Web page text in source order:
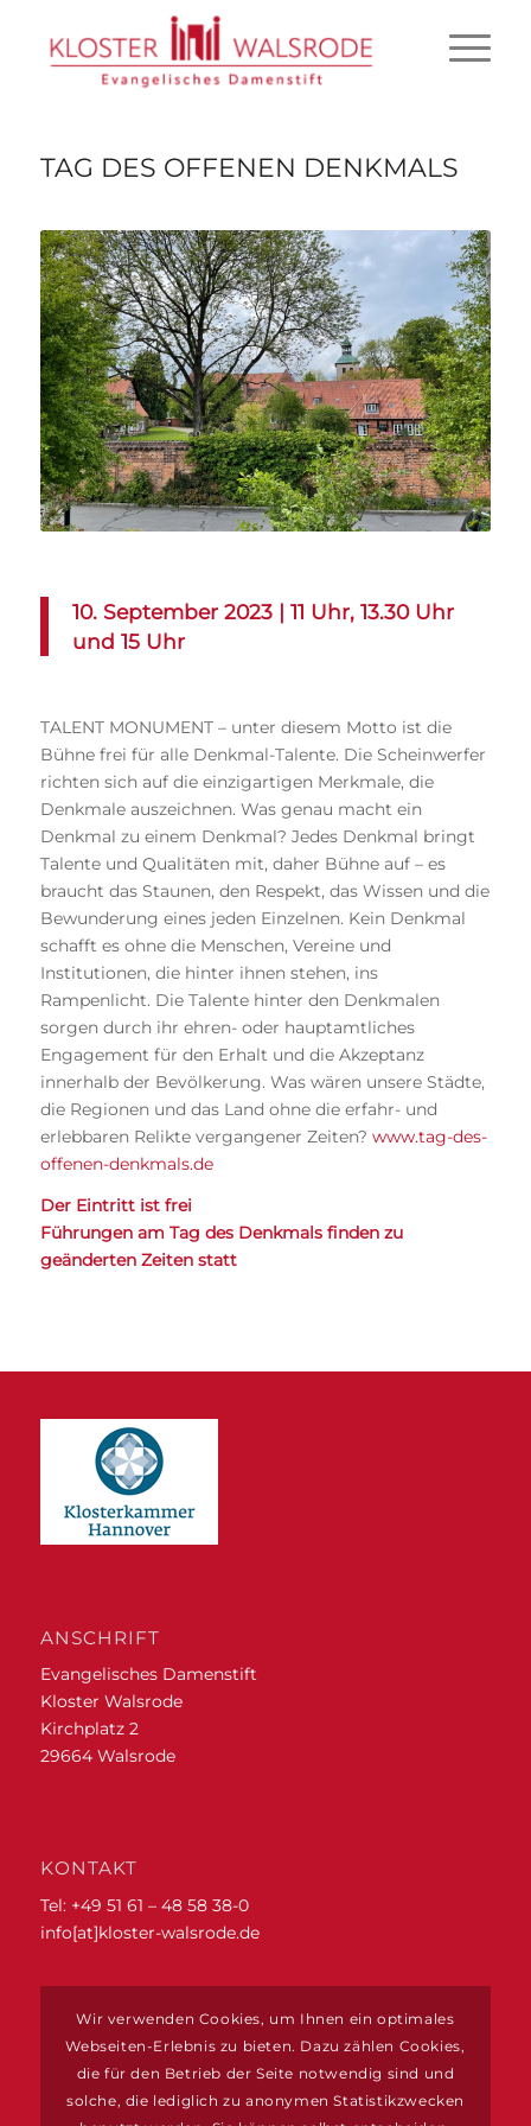
TAG DES OFFENEN DENKMALS
10. September 2023 | 11 Uhr, 13.30 Uhr
und 15 Uhr
TALENT MONUMENT – unter diesem Motto ist die
Bühne frei für alle Denkmal-Talente. Die Scheinwerfer
richten sich auf die einzigartigen Merkmale, die
Denkmale auszeichnen. Was genau macht ein
Denkmal zu einem Denkmal? Jedes Denkmal bringt
Talente und Qualitäten mit, daher Bühne auf – es
braucht das Staunen, den Respekt, das Wissen und die
Bewunderung eines jeden Einzelnen. Kein Denkmal
schafft es ohne die Menschen, Vereine und
Institutionen, die hinter ihnen stehen, ins
Rampenlicht. Die Talente hinter den Denkmalen
sorgen durch ihr ehren- oder hauptamtliches
Engagement für den Erhalt und die Akzeptanz
innerhalb der Bevölkerung. Was wären unsere Städte,
die Regionen und das Land ohne die erfahr- und
erlebbaren Relikte vergangener Zeiten? www.tag-des-
offenen-denkmals.de
Der Eintritt ist frei
Führungen am Tag des Denkmals finden zu
geänderten Zeiten statt
ANSCHRIFT
Evangelisches Damenstift
Kloster Walsrode
Kirchplatz 2
29664 Walsrode
KONTAKT
Tel: +49 51 61 – 48 58 38-0
info[at]kloster-walsrode.de
ZIMMERRESERVIERUNGEN
www.vogelpark-region.de
Wir verwenden Cookies, um Ihnen ein optimales
Webseiten-Erlebnis zu bieten. Dazu zählen Cookies,
die für den Betrieb der Seite notwendig sind und
solche, die lediglich zu anonymen Statistikzwecken